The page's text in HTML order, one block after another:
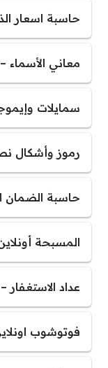
حاسبة اسعار
معاني الأسماء
سمايلات
رموز وأشكال
حاسبة الضمان
المسبحة
عداد
فوتوشوب